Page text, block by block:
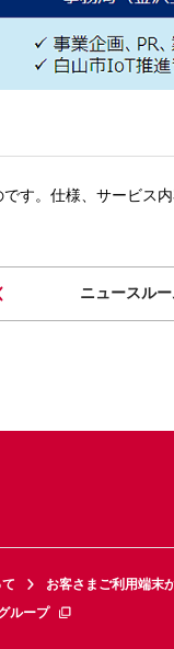
す。仕様、サービス
ニュースル
お客さまご利用端末
ループ